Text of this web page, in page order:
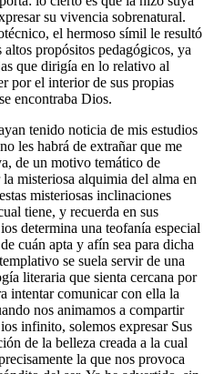
su vivencia sobrenatural.
el hermoso símil le resultó
altos propósitos pedagógicos, ya
que dirigía en lo relativo al
por el interior de sus propias
encontraba Dios.
tenido noticia de mis estudios
les habrá de extrañar que me
de un motivo temático de
misteriosa alquimia del alma en
misteriosas inclinaciones
tiene, y recuerda en sus
determina una teofanía especial
cuán apta y afín sea para dicha
se suela servir de una
literaria que sienta cercana por
intentar comunicar con ella la
nos animamos a compartir
infinito, solemos expresar Sus
de la belleza creada a la cual
la que nos provoca